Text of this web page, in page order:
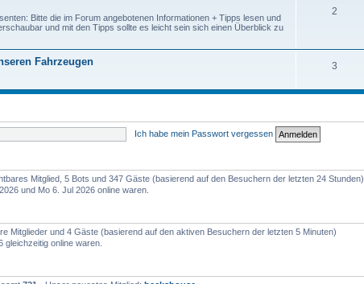
Bitte die im Forum angebotenen Informationen + Tipps lesen und
und mit den Tipps sollte es leicht sein sich einen Überblick zu
2
Fahrzeugen 3
Ich habe mein Passwort vergessen
Mitglied, 5 Bots und 347 Gäste (basierend auf den Besuchern der letzten 24 Stunden)
und Mo 6. Jul 2026 online waren.
Mitglieder und 4 Gäste (basierend auf den aktiven Besuchern der letzten 5 Minuten)
gleichzeitig online waren.